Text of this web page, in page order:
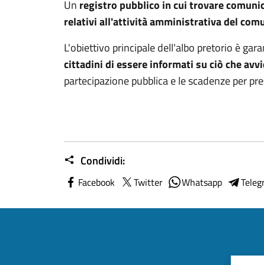
Un registro pubblico in cui trovare
relativi all'attività amministrativa del
L'obiettivo principale dell'albo pretorio è
cittadini di essere informati su ciò che
partecipazione pubblica e le scadenze per
Condividi:
Facebook Twitter Whatsapp